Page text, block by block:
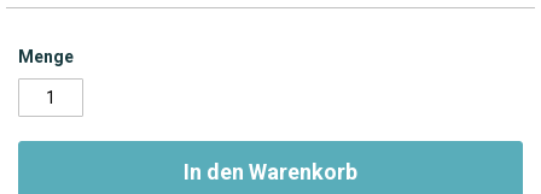
Menge
In den Warenkorb